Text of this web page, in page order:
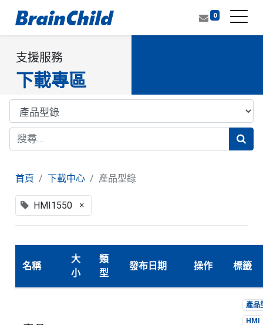
0
支援服務
下載專區
首頁 下載中心 產品型錄
HMI1550 ×
名稱
大
小
類
型
發布日期 操作 標籤
產品
HMI